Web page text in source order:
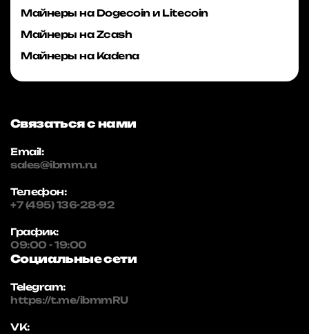
Майнеры на Dogecoin и Litecoin
Майнеры на Zcash
Майнеры на Kadena
Связаться с нами
Email:
sales@ibmm.ru
Телефон:
+7 (495) 136-28-92
График:
09:00 - 19:00
Социальные сети
Telegram:
https://t.me/ibmmRU
VK: